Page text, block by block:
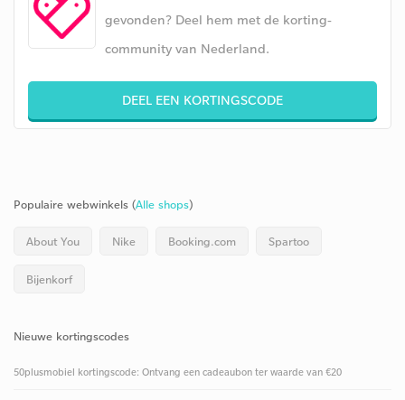
gevonden? Deel hem met de korting-
community van Nederland.
DEEL EEN KORTINGSCODE
Populaire webwinkels (Alle shops)
About You Nike Booking.com Spartoo
Bijenkorf
Nieuwe kortingscodes
50plusmobiel kortingscode: Ontvang een cadeaubon ter waarde van €20